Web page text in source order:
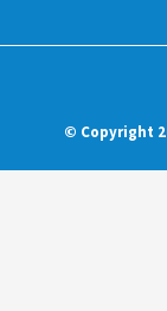
© Copyright